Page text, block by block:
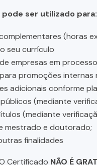
ser utilizado para:
(horas
seu currículo
empresas em
promoções internas
adicionais conforme
(mediante
(mediante
mestrado e doutorado;
finalidades
Certificado NÃO É